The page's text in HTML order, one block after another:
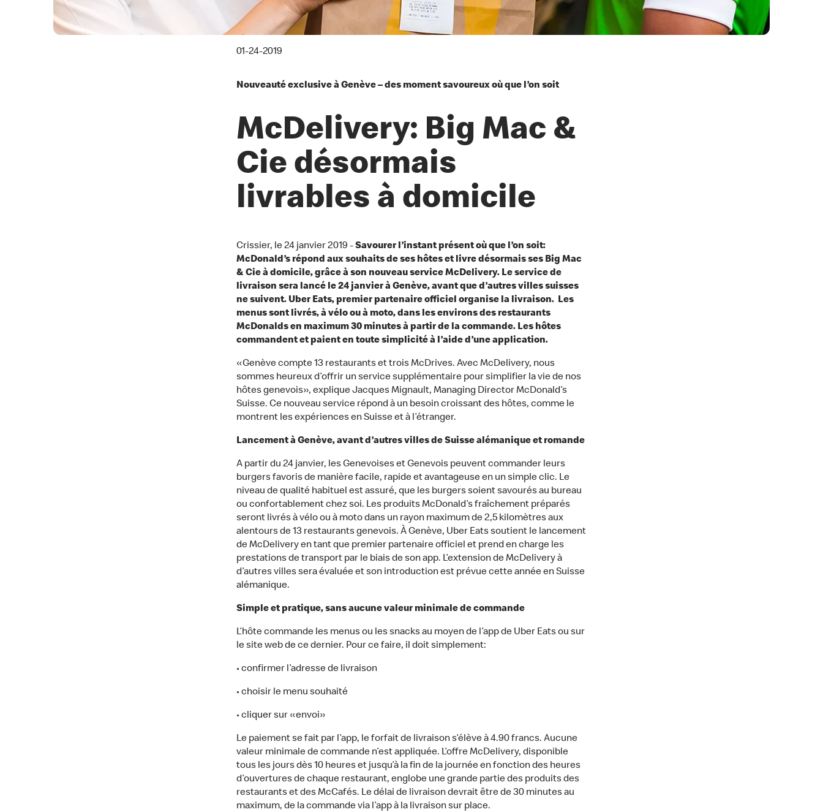
01-24-2019
Nouveauté exclusive à Genève – des moment savoureux où que l’on soit
McDelivery: Big Mac &
Cie désormais
livrables à domicile
Crissier, le 24 janvier 2019 -Savourer l’instant présent où que l’on soit:
McDonald’s répond aux souhaits de ses hôtes et livre désormais ses Big Mac
& Cie à domicile, grâce à son nouveau service McDelivery. Le service de
livraison sera lancé le 24 janvier à Genève, avant que d’autres villes suisses
ne suivent. Uber Eats, premier partenaire officiel organise la livraison. Les
menus sont livrés, à vélo ou à moto, dans les environs des restaurants
McDonalds en maximum 30 minutes à partir de la commande. Les hôtes
commandent et paient en toute simplicité à l’aide d’une application.
«Genève compte 13 restaurants et trois McDrives. Avec McDelivery, nous
sommes heureux d’offrir un service supplémentaire pour simplifier la vie de nos
hôtes genevois», explique Jacques Mignault, Managing Director McDonald’s
Suisse. Ce nouveau service répond à un besoin croissant des hôtes, comme le
montrent les expériences en Suisse et à l’étranger.
Lancement à Genève, avant d’autres villes de Suisse alémanique et romande
A partir du 24 janvier, les Genevoises et Genevois peuvent commander leurs
burgers favoris de manière facile, rapide et avantageuse en un simple clic. Le
niveau de qualité habituel est assuré, que les burgers soient savourés au bureau
ou confortablement chez soi. Les produits McDonald’s fraîchement préparés
seront livrés à vélo ou à moto dans un rayon maximum de 2,5 kilomètres aux
alentours de 13 restaurants genevois. À Genève, Uber Eats soutient le lancement
de McDelivery en tant que premier partenaire officiel et prend en charge les
prestations de transport par le biais de son app. L’extension de McDelivery à
d’autres villes sera évaluée et son introduction est prévue cette année en Suisse
alémanique.
Simple et pratique, sans aucune valeur minimale de commande
L’hôte commande les menus ou les snacks au moyen de l’app de Uber Eats ou sur
le site web de ce dernier. Pour ce faire, il doit simplement:
• confirmer l’adresse de livraison
• choisir le menu souhaité
• cliquer sur «envoi»
Le paiement se fait par l’app, le forfait de livraison s’élève à 4.90 francs. Aucune
valeur minimale de commande n’est appliquée. L’offre McDelivery, disponible
tous les jours dès 10 heures et jusqu’à la fin de la journée en fonction des heures
d’ouvertures de chaque restaurant, englobe une grande partie des produits des
restaurants et des McCafés. Le délai de livraison devrait être de 30 minutes au
maximum, de la commande via l’app à la livraison sur place.